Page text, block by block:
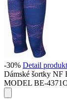
-30% Detail
Dámské šortky NF
MODEL BE-